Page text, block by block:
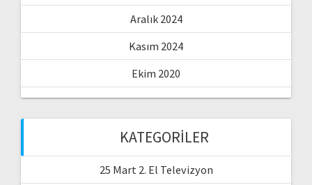
Aralık 2024
Kasım 2024
Ekim 2020
KATEGORILER
25 Mart 2. El Televizyon